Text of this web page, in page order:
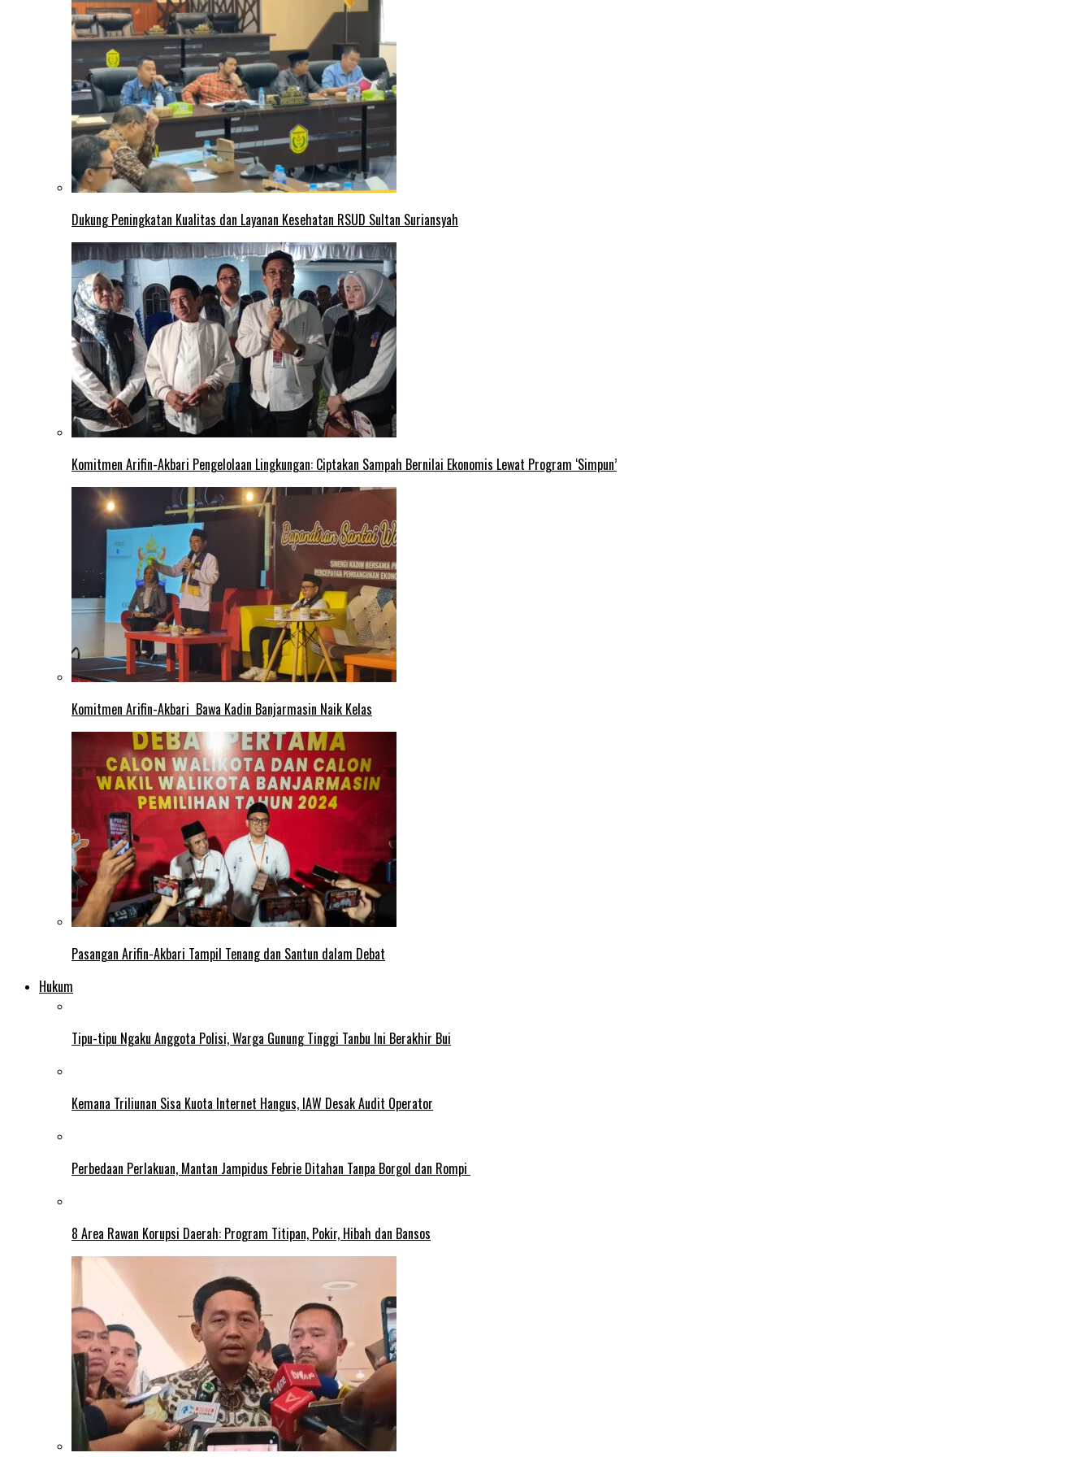
Dukung Peningkatan Kualitas dan Layanan Kesehatan RSUD Sultan Suriansyah
Komitmen Arifin-Akbari Pengelolaan Lingkungan: Ciptakan Sampah Bernilai Ekonomis Lewat Program ‘Simpun’
Komitmen Arifin-Akbari Bawa Kadin Banjarmasin Naik Kelas
Pasangan Arifin-Akbari Tampil Tenang dan Santun dalam Debat
Hukum
Tipu-tipu Ngaku Anggota Polisi, Warga Gunung Tinggi Tanbu Ini Berakhir Bui
Kemana Triliunan Sisa Kuota Internet Hangus, IAW Desak Audit Operator
Perbedaan Perlakuan, Mantan Jampidus Febrie Ditahan Tanpa Borgol dan Rompi
8 Area Rawan Korupsi Daerah: Program Titipan, Pokir, Hibah dan Bansos